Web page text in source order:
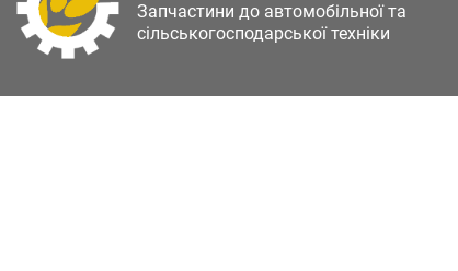
Запчастини до автомобільної та
сільськогосподарської техніки